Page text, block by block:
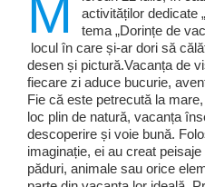
M
activităților dedicate
tema „Dorințe de
locul în care și-ar dori să
desen și pictură.Vacanța de
fiecare zi aduce bucurie,
Fie că este petrecută la
loc plin de natură, vacanța
descoperire și voie bună.
imaginație, ei au creat
păduri, animale sau orice